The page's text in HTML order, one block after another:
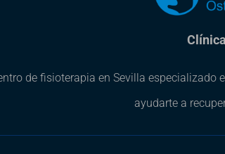
de fisioterapia en Sevilla
ayudarte a